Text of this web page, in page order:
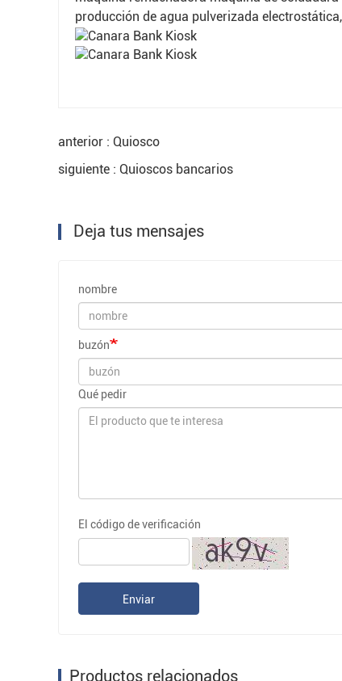
producción de agua pulverizada
anterior : Quiosco
siguiente : Quioscos bancarios
Deja tus mensajes
nombre
buzón
Qué pedir
El código de verificación
Enviar
Productos relacionados